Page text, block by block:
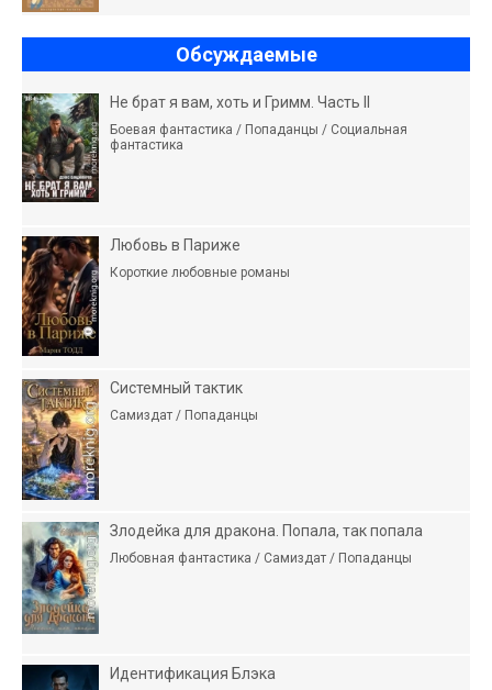
Обсуждаемые
Не брат я вам, хоть и Гримм. Часть II
Боевая фантастика / Попаданцы / Социальная
фантастика
Любовь в Париже
Короткие любовные романы
Системный тактик
Самиздат / Попаданцы
Злодейка для дракона. Попала, так попала
Любовная фантастика / Самиздат / Попаданцы
Идентификация Блэка